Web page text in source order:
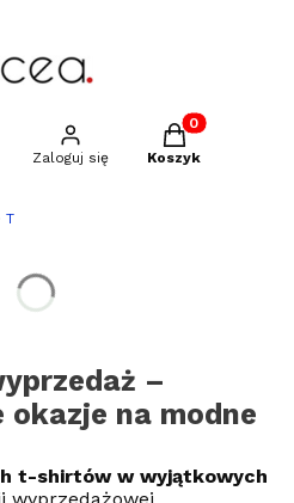
wyszukiwarkę
Zaloguj się
Produkty w
Koszyk
T
–
na modne
t-shirtów w wyjątkowych